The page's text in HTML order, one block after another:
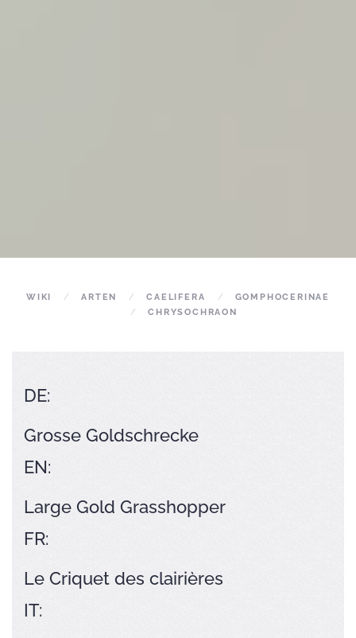
WIKI ARTEN CAELIFERA
GOMPHOCERINAE
CHRYSOCHRAON
DE:
Grosse Goldschrecke
EN:
Large Gold Grasshopper
FR:
Le Criquet des clairières
IT: